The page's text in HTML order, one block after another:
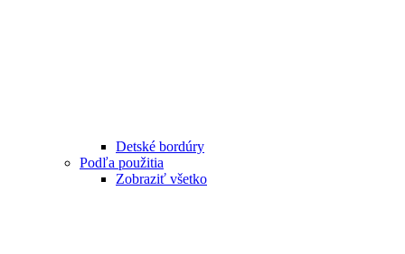
Detské bordúry
Podľa použitia
Zobraziť všetko